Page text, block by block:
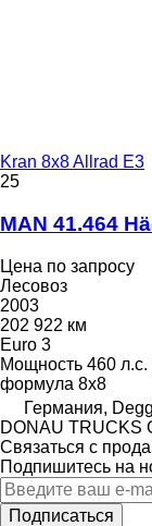
Kran 8x8 Allrad E3
25
MAN 41.464
Цена по запросу
Лесовоз
2003
202 922 км
Euro 3
Мощность 460 л.с.
формула 8x8
Германия,
DONAU TRUCKS
Связаться с
Подпишитесь на
Подписаться